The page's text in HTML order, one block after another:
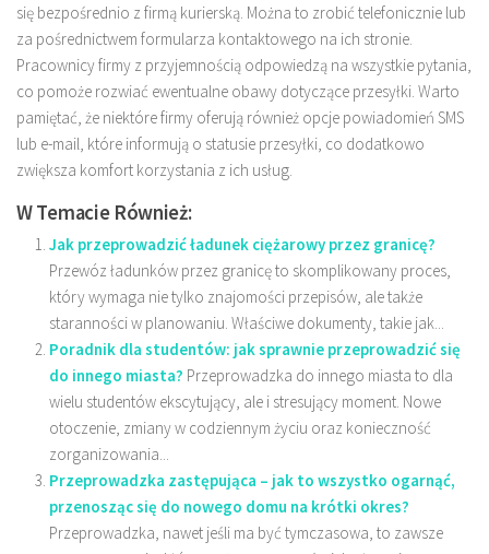
się bezpośrednio z firmą kurierską. Można to zrobić telefonicznie lub
za pośrednictwem formularza kontaktowego na ich stronie.
Pracownicy firmy z przyjemnością odpowiedzą na wszystkie pytania,
co pomoże rozwiać ewentualne obawy dotyczące przesyłki. Warto
pamiętać, że niektóre firmy oferują również opcje powiadomień SMS
lub e-mail, które informują o statusie przesyłki, co dodatkowo
zwiększa komfort korzystania z ich usług.
W Temacie Również:
Jak przeprowadzić ładunek ciężarowy przez granicę?
Przewóz ładunków przez granicę to skomplikowany proces,
który wymaga nie tylko znajomości przepisów, ale także
staranności w planowaniu. Właściwe dokumenty, takie jak...
Poradnik dla studentów: jak sprawnie przeprowadzić się
do innego miasta? Przeprowadzka do innego miasta to dla
wielu studentów ekscytujący, ale i stresujący moment. Nowe
otoczenie, zmiany w codziennym życiu oraz konieczność
zorganizowania...
Przeprowadzka zastępująca – jak to wszystko ogarnąć,
przenosząc się do nowego domu na krótki okres?
Przeprowadzka, nawet jeśli ma być tymczasowa, to zawsze